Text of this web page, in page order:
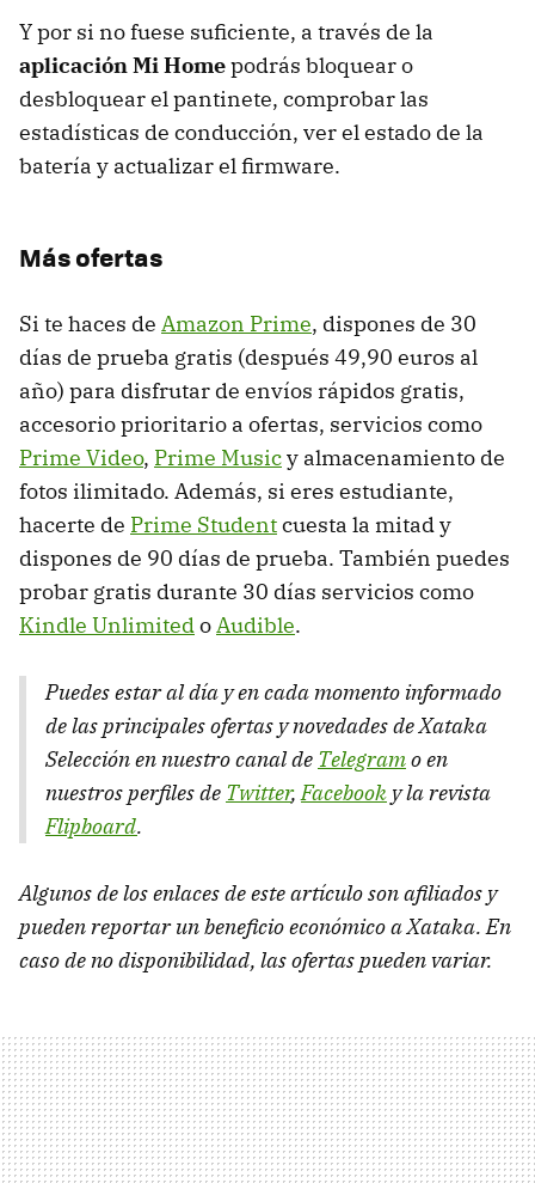
Y por si no fuese suficiente, a través de la
aplicación Mi Homepodrás bloquear o
desbloquear el pantinete, comprobar las
estadísticas de conducción, ver el estado de la
batería y actualizar el firmware.
Más ofertas
Si te haces de Amazon Prime, dispones de 30
días de prueba gratis (después 49,90 euros al
año) para disfrutar de envíos rápidos gratis,
accesorio prioritario a ofertas, servicios como
Prime Video, Prime Musicy almacenamiento de
fotos ilimitado. Además, si eres estudiante,
hacerte de Prime Studentcuesta la mitad y
dispones de 90 días de prueba. También puedes
probar gratis durante 30 días servicios como
Kindle UnlimitedoAudible.
Puedes estar al día y en cada momento informado
de las principales ofertas y novedades de Xataka
Selección en nuestro canal de Telegramo en
nuestros perfiles de Twitter,Facebook y la revista
Flipboard.
Algunos de los enlaces de este artículo son afiliados y
pueden reportar un beneficio económico a Xataka. En
caso de no disponibilidad, las ofertas pueden variar.